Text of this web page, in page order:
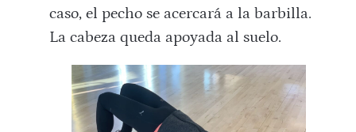
caso, el pecho se acercará a la barbilla.
La cabeza queda apoyada al suelo.